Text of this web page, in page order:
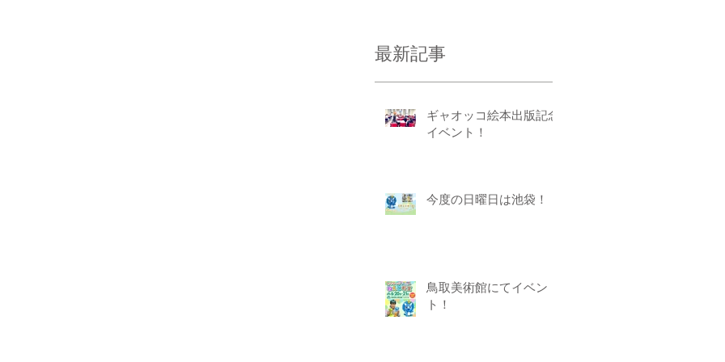
最新記事
ギャオッコ絵本出版記念
イベント！
今度の日曜日は池袋！
鳥取美術館にてイベン
ト！